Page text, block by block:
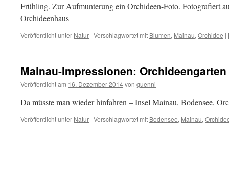
Frühling. Zur Aufmunterung ein Orchideen-Foto. Fotografiert
Orchideenhaus
Veröffentlicht unter Natur | Verschlagwortet mit Blumen, Mainau, Orchidee |
Mainau-Impressionen: Orchideengarten
Veröffentlicht am 16. Dezember 2014von guenni
Da müsste man wieder hinfahren – Insel Mainau, Bodensee,
Veröffentlicht unter Natur | Verschlagwortet mit Bodensee, Mainau,